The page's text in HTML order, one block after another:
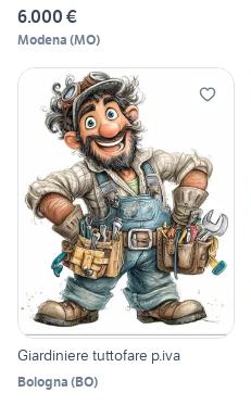
6.000 €
Modena (MO)
Giardiniere tuttofare p.iva
Bologna (BO)